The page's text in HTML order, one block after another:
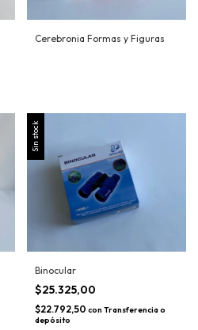
Cerebronia Formas y Figuras
Sin stock
Binocular
$25.325,00
$22.792,50 con Transferencia o
depósito